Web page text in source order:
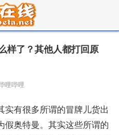
样了？其他人都打回原
哩哔哩
实有很多所谓的冒牌儿货出
假奥特曼。其实这些所谓的